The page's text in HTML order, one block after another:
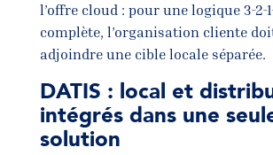
l’offre cloud : pour une logique 3-2-
complète, l’organisation cliente
adjoindre une cible locale séparée.
DATIS : local et
intégrés dans une
solution